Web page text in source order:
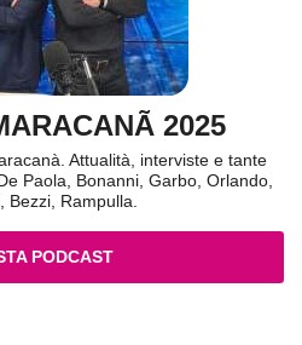
2025
Attualità, interviste e tante
Paola, Bonanni, Garbo, Orlando,
Bezzi, Rampulla.
PODCAST